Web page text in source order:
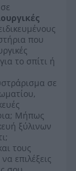
που
το σπίτι ή
σε
Μήπως
ξύλινων
τους
να επιλέξεις